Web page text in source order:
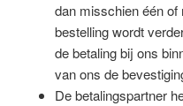
dan misschien één
bestelling wordt
de betaling bij ons
van ons de
De betalingspartner